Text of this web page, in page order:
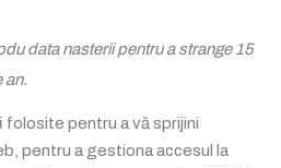
data nasterii pentru a strange 15
an.
pentru a vă sprijini
pentru a gestiona accesul la